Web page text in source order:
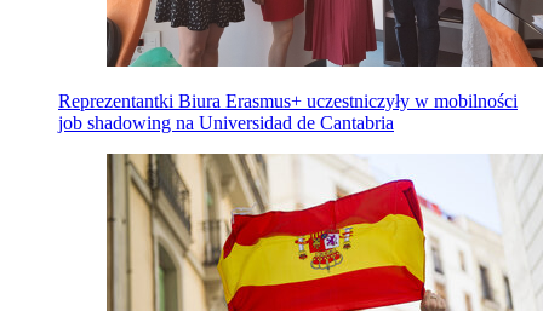
Reprezentantki Biura Erasmus+ uczestniczyły w mobilności
job shadowing na Universidad de Cantabria